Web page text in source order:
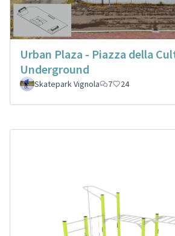
Urban Plaza - Piazza della
Underground
Skatepark Vignola 7 24